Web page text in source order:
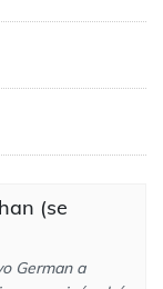
(se
German a